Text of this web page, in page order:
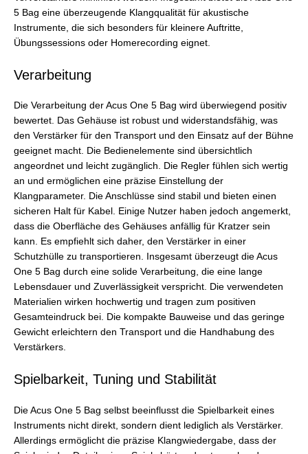
5 Bag eine überzeugende Klangqualität für akustische
Instrumente, die sich besonders für kleinere Auftritte,
Übungssessions oder Homerecording eignet.
Verarbeitung
Die Verarbeitung der Acus One 5 Bag wird überwiegend positiv
bewertet. Das Gehäuse ist robust und widerstandsfähig, was
den Verstärker für den Transport und den Einsatz auf der Bühne
geeignet macht. Die Bedienelemente sind übersichtlich
angeordnet und leicht zugänglich. Die Regler fühlen sich wertig
an und ermöglichen eine präzise Einstellung der
Klangparameter. Die Anschlüsse sind stabil und bieten einen
sicheren Halt für Kabel. Einige Nutzer haben jedoch angemerkt,
dass die Oberfläche des Gehäuses anfällig für Kratzer sein
kann. Es empfiehlt sich daher, den Verstärker in einer
Schutzhülle zu transportieren. Insgesamt überzeugt die Acus
One 5 Bag durch eine solide Verarbeitung, die eine lange
Lebensdauer und Zuverlässigkeit verspricht. Die verwendeten
Materialien wirken hochwertig und tragen zum positiven
Gesamteindruck bei. Die kompakte Bauweise und das geringe
Gewicht erleichtern den Transport und die Handhabung des
Verstärkers.
Spielbarkeit, Tuning und Stabilität
Die Acus One 5 Bag selbst beeinflusst die Spielbarkeit eines
Instruments nicht direkt, sondern dient lediglich als Verstärker.
Allerdings ermöglicht die präzise Klangwiedergabe, dass der